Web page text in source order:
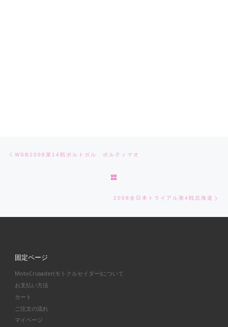
Post navigation
WSB2008第14戦ポルトガル ポルティマオ
2008全日本トライアル第4戦北海道
固定ページ
MotoCrusader(モトクルセイダー)について
お支払い方法
カート
ご注文の流れ
マイページ